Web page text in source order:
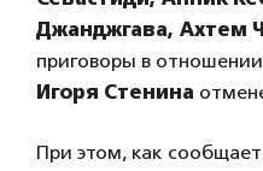
Джанджгава, Ахтем
приговоры в отношении
Игоря Стенина
При этом, как